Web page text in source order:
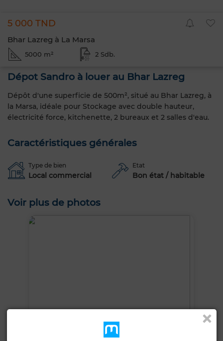
5 000 TND
Bhar Lazreg à La Marsa
5000 m² 2 Sdb.
Dépot Sandro à louer au Bhar Lazreg
Dépôt d'une superficie de 500m², situé au Bhar Lazreg, à
la Marsa, idéale pour Stockage avec double hauteur,
électricité force, kitchenette, 2 bureaux et 2 salles d'eau.
Caractéristiques générales
Type de bien
Local commercial
Etat
Bon état / habitable
Voir plus de photos